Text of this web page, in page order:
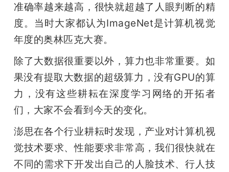
准确率越来越高，很快就超越了人眼判断的精
度。当时大家都认为ImageNet是计算机视觉
年度的奥林匹克大赛。
除了大数据很重要以外，算力也非常重要。如
果没有提取大数据的超级算力，没有GPU的算
力，没有这些耕耘在深度学习网络的开拓者
们，大家不会看到今天的变化。
澎思在各个行业耕耘时发现，产业对计算机视
觉技术要求、性能要求非常高，我们很快就在
不同的需求下开发出自己的人脸技术、行人技